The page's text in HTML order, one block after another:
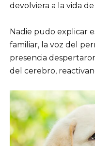
devolviera a la vida
Nadie pudo explicar
familiar, la voz del
presencia
del cerebro,